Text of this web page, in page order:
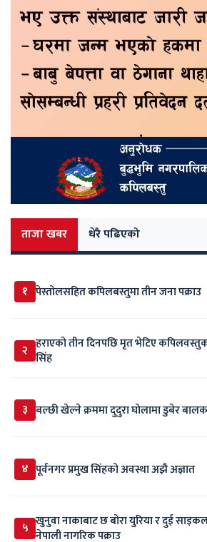
ताजा खबर धेरै पढिएको
१ पेस्तोलसहित कपिलबस्तुमा तीन जना पक्राउ
२ हराएको तीन दिनपछि मृत भेटिए
सिंह
३ बल्छी खेल्ने क्रममा दुदुरा घोलामा डुबेर
४ पूर्वनगर प्रमुख सिंहको अवस्था अझै अज्ञात
५ खुनुवा नाकाबाट छ बोरा युरिया र दुई
नेपाली नागरिक पक्राउ